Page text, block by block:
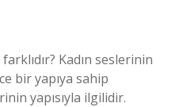
Kadın seslerinin
bir yapıya sahip
yapısıyla ilgilidir.